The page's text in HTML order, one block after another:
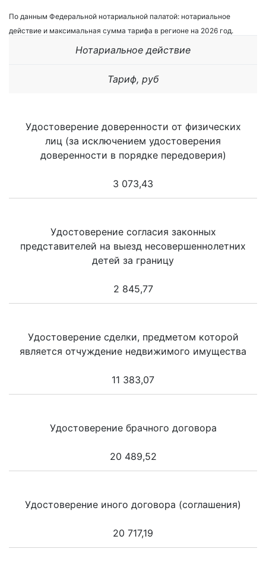
По данным Федеральной нотариальной палатой: нотариальное
действие и максимальная сумма тарифа в регионе на 2026 год.
Нотариальное действие
Тариф, руб
Удостоверение доверенности от физических
лиц (за исключением удостоверения
доверенности в порядке передоверия)
3 073,43
Удостоверение согласия законных
представителей на выезд несовершеннолетних
детей за границу
2 845,77
Удостоверение сделки, предметом которой
является отчуждение недвижимого имущества
11 383,07
Удостоверение брачного договора
20 489,52
Удостоверение иного договора (соглашения)
20 717,19